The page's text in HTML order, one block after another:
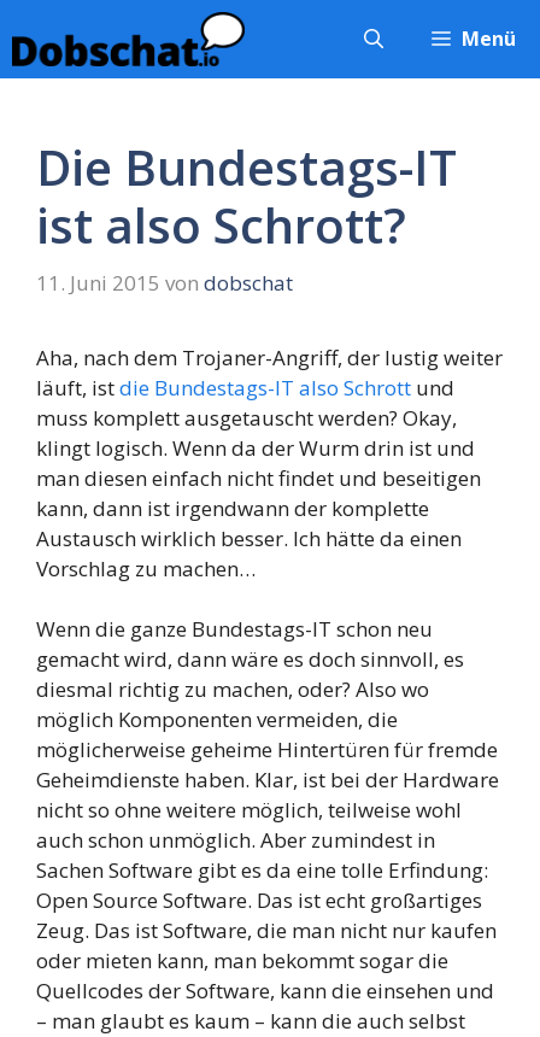
Inhalt
springen
Menü
Die Bundestags-IT
ist also Schrott?
11. Juni 2015 von dobschat
Aha, nach dem Trojaner-Angriff, der lustig weiter
läuft, istdie Bundestags-IT also Schrott und
muss komplett ausgetauscht werden? Okay,
klingt logisch. Wenn da der Wurm drin ist und
man diesen einfach nicht findet und beseitigen
kann, dann ist irgendwann der komplette
Austausch wirklich besser. Ich hätte da einen
Vorschlag zu machen…
Wenn die ganze Bundestags-IT schon neu
gemacht wird, dann wäre es doch sinnvoll, es
diesmal richtig zu machen, oder? Also wo
möglich Komponenten vermeiden, die
möglicherweise geheime Hintertüren für fremde
Geheimdienste haben. Klar, ist bei der Hardware
nicht so ohne weitere möglich, teilweise wohl
auch schon unmöglich. Aber zumindest in
Sachen Software gibt es da eine tolle Erfindung:
Open Source Software. Das ist echt großartiges
Zeug. Das ist Software, die man nicht nur kaufen
oder mieten kann, man bekommt sogar die
Quellcodes der Software, kann die einsehen und
– man glaubt es kaum – kann die auch selbst